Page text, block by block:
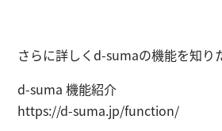
さらに詳しくd-sumaの機能を知り
d-suma 機能紹介
https://d-suma.jp/function/